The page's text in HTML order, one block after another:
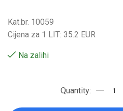
Kat.br. 10059
Cijena za 1 LIT: 35.2 EUR
Na zalihi